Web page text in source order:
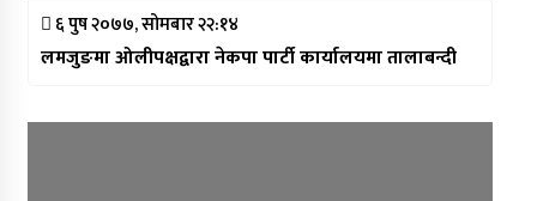
६ पुष २०७७, सोमबार २२:१४
लमजुङमा ओलीपक्षद्वारा नेकपा पार्टी कार्यालयमा तालाबन्दी